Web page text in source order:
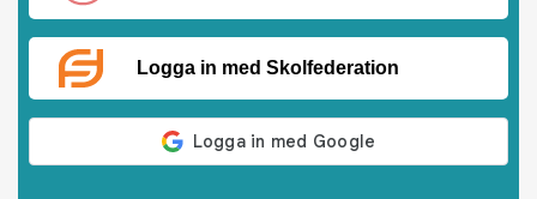
Logga in med Skolfederation